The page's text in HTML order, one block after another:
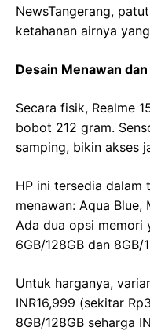
NewsTangerang,
ketahanan airnya
Desain Menawan
Secara fisik, Realme
bobot 212 gram.
samping, bikin akses
HP ini tersedia dalam
menawan: Aqua Blue,
Ada dua opsi memori
6GB/128GB dan 8GB/
Untuk harganya,
INR16,999 (sekitar
8GB/128GB seharga